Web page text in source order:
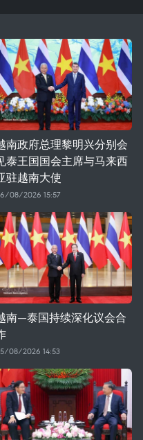
南政府总理黎明兴分别会
泰王国国会主席与马来西
驻越南大使
08/2026 15:57
南—泰国持续深化议会合
08/2026 14:53